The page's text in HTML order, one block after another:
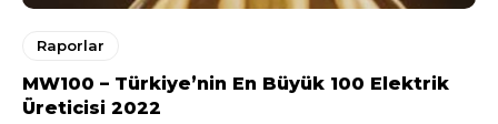
Raporlar
MW100 – Türkiye’nin En Büyük 100 Elektrik
Üreticisi 2022